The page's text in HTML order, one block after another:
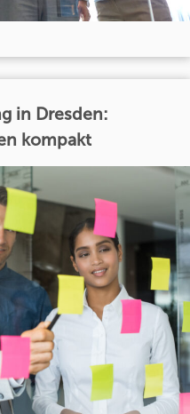
in Dresden:
kompakt